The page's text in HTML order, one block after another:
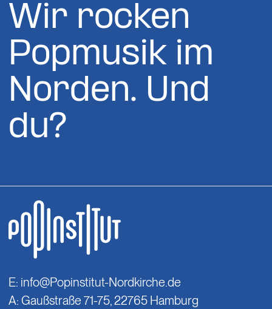
Wir rocken
Popmusik im
Norden. Und
du?
E: info@Popinstitut-Nordkirche.de
A: Gaußstraße 71-75, 22765 Hamburg